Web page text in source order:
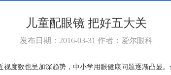
儿童配眼镜 把好五大关
发布日期：2016-03-31 作者：爱尔眼科
度数也呈加深趋势，中小学用眼健康问题逐渐凸显